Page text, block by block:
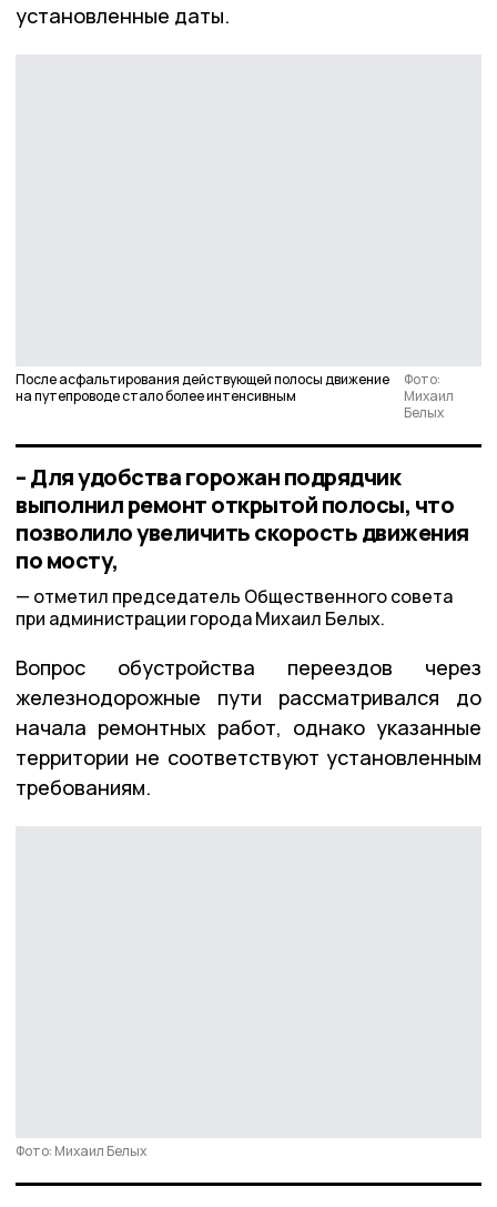
установленные даты.
После асфальтирования действующей полосы движение
на путепроводе стало более интенсивным
Фото:
Михаил
Белых
– Для удобства горожан подрядчик
выполнил ремонт открытой полосы, что
позволило увеличить скорость движения
по мосту,
отметил председатель Общественного совета
при администрации города Михаил Белых.
Вопрос обустройства переездов через
железнодорожные пути рассматривался до
начала ремонтных работ, однако указанные
территории не соответствуют установленным
требованиям.
Фото: Михаил Белых